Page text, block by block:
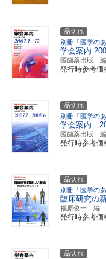
品切れ
別冊「医学のあ
学会案内
医歯薬出版 編
発行時参考価
品切れ
別冊「医学のあ
学会案内
医歯薬出版 編
発行時参考価
品切れ
別冊「医学のあ
臨床研究の
福原俊一 編
発行時参考価
品切れ